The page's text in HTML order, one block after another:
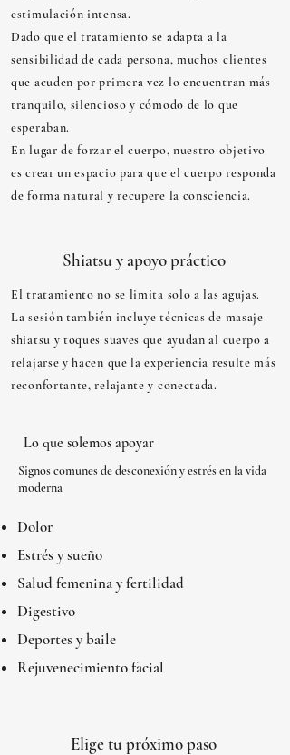
estimulación intensa.
Dado que el tratamiento se adapta a la
sensibilidad de cada persona, muchos clientes
que acuden por primera vez lo encuentran más
tranquilo, silencioso y cómodo de lo que
esperaban.
En lugar de forzar el cuerpo, nuestro objetivo
es crear un espacio para que el cuerpo responda
de forma natural y recupere la consciencia.
Shiatsu y apoyo práctico
El tratamiento no se limita solo a las agujas.
La sesión también incluye técnicas de masaje
shiatsu y toques suaves que ayudan al cuerpo a
relajarse y hacen que la experiencia resulte más
reconfortante, relajante y conectada.
Lo que solemos apoyar
Signos comunes de desconexión y estrés en la vida
moderna
Dolor
Estrés y sueño
Salud femenina y fertilidad
Digestivo
Deportes y baile
Rejuvenecimiento facial
Elige tu próximo paso